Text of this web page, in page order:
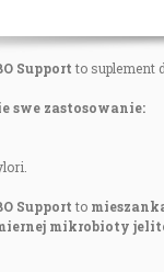
Support to suplement
swe zastosowanie:
Support to
mikrobioty